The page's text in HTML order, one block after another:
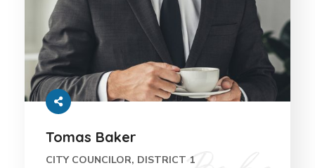
Tomas Baker
CITY COUNCILOR, DISTRICT 1